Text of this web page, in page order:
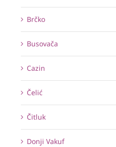
Brčko
Busovača
Cazin
Čelić
Čitluk
Donji Vakuf